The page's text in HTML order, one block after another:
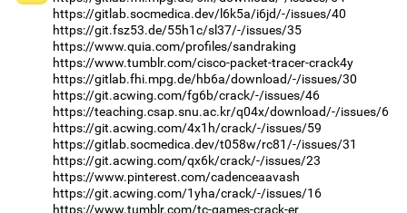
https://gitlab.socmedica.dev/l6k5a/i6jd/-/issues/40
https://git.fsz53.de/55h1c/sl37/-/issues/35
https://www.quia.com/profiles/sandraking
https://www.tumblr.com/cisco-packet-tracer-crack4y
https://gitlab.fhi.mpg.de/hb6a/download/-/issues/30
https://git.acwing.com/fg6b/crack/-/issues/46
https://teaching.csap.snu.ac.kr/q04x/download/-/issues/6
https://git.acwing.com/4x1h/crack/-/issues/59
https://gitlab.socmedica.dev/t058w/rc81/-/issues/31
https://git.acwing.com/qx6k/crack/-/issues/23
https://www.pinterest.com/cadenceaavash
https://git.acwing.com/1yha/crack/-/issues/16
https://www.tumblr.com/tc-games-crack-er